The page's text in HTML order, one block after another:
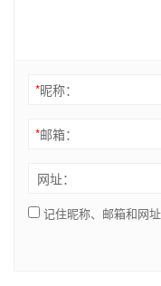
*昵称：
*邮箱：
网址：
记住昵称、邮箱和网